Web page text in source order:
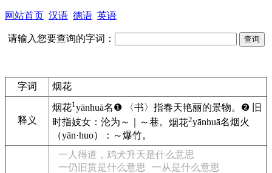
网站首页 汉语 德语 英语
请输入您要查询的字词：
字词 烟花
释义
烟花1yānhuā名❶ 〈书〉指春天艳丽的景物。 ❷ 旧
时指妓女： 沦为～｜～巷。 烟花2yānhuā名烟火
（yān·huo）： ～爆竹。
一人得道，鸡犬升天是什么意思
一仍旧贯是什么意思
一从是什么意思